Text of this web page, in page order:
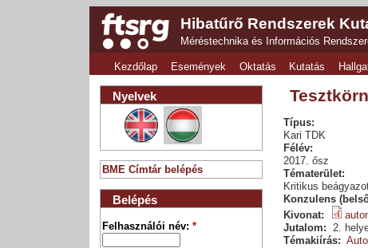
Hibatűrő Rendszerek
Méréstechnika és Információs
Kezdőlap Események Oktatás Kutatás
Típus:
Kari TDK
Félév:
2017. ősz
Tématerület:
Kritikus
Konzulens
Kivonat:
Jutalom:
2.
Témakiírás:
Nyelvek
BME Címtár belépés
Belépés
Felhasználói név:*